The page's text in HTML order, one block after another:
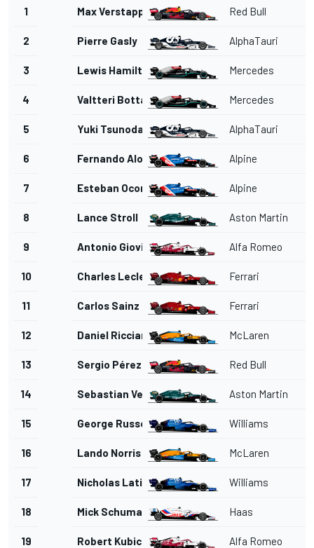
1 Max Verstappen Red Bull
2 Pierre Gasly AlphaTauri
3 Lewis Hamilton Mercedes
4 Valtteri Bottas Mercedes
5 Yuki Tsunoda AlphaTauri
6 Fernando Alonso Alpine
7 Esteban Ocon Alpine
8 Lance Stroll Aston Martin
9 Antonio Giovinazzi Alfa Romeo
10 Charles Leclerc Ferrari
11 Carlos Sainz Jr. Ferrari
12 Daniel Ricciardo McLaren
13 Sergio Pérez Red Bull
14 Sebastian Vettel Aston Martin
15 George Russell Williams
16 Lando Norris McLaren
17 Nicholas Latifi Williams
18 Mick Schumacher Haas
19 Robert Kubica Alfa Romeo